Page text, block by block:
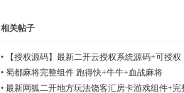
相关帖子
•
【授权源码】最新二开云授权系统源码+可授
• 蜀都麻将完整组件 跑得快+牛牛+血战麻将
• 最新网狐二开地方玩法饶客汇房卡游戏组件+完